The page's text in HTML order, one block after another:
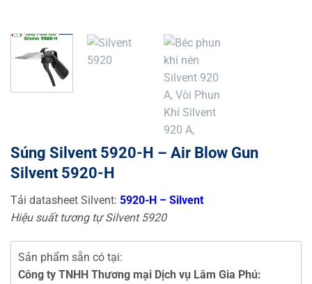
Súng Silvent 5920-H – Air Blow Gun
Silvent 5920-H
Tải datasheet Silvent: 5920-H – Silvent
Hiệu suất tương tự Silvent 5920
Sản phẩm sẵn có tại:
Công ty TNHH Thương mại Dịch vụ Lâm Gia Phú: